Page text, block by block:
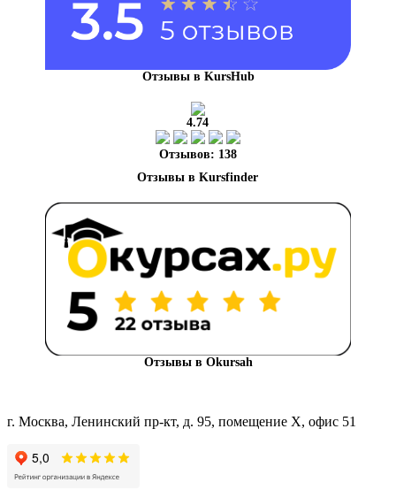
Отзывы в KursHub
4.74
Отзывов: 138
Отзывы в Okursah
г. Москва, Ленинский пр-кт, д. 95, помещение Х, офис 51